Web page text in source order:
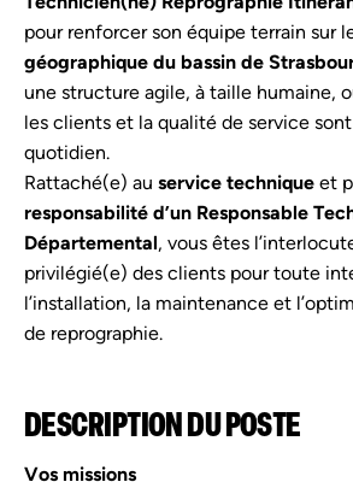
pour renforcer son équipe terrain sur
géographique du bassin de
une structure agile, à taille humaine,
les clients et la qualité de service
quotidien.
Rattaché(e) au service technique et
responsabilité d’un Responsable
Départemental, vous êtes
privilégié(e) des clients pour toute
l’installation, la maintenance et
de reprographie.
DESCRIPTION DU POSTE
Vos missions